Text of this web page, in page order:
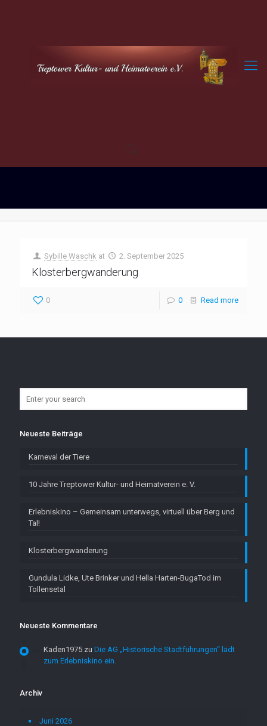
Sybille Waschk at 2. September 2025
Klosterbergwanderung
0 0 Read more
Neueste Beiträge
Karneval der Tiere
10 Jahre Treptower Kultur- und Heimatverein e. V.
Erlebniskino – Gemeinsam unterwegs, virtuell über Berg und
Tal!
Klosterbergwanderung
Gundula Lidke, Ute Brinker und Hella Harten-BugaTod im
Tollensetal
Neueste Kommentare
Kaden1975 zu Die AG „Historische Stadtführungen“ lädt
zum Erlebniskino ein.
Archiv
Juni 2026